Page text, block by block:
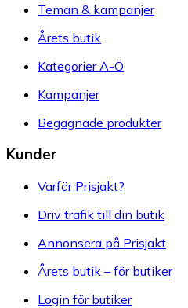
Teman & kampanjer
Årets butik
Kategorier A-Ö
Kampanjer
Begagnade produkter
Kunder
Varför Prisjakt?
Driv trafik till din butik
Annonsera på Prisjakt
Årets butik – för butiker
Login för butiker